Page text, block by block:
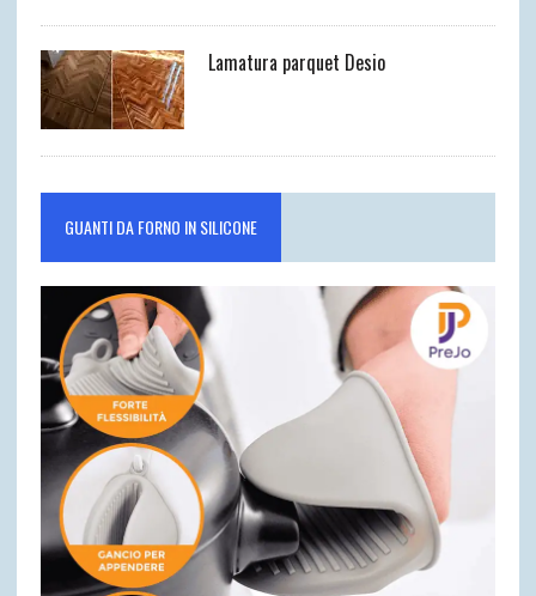
Lamatura parquet Desio
GUANTI DA FORNO IN SILICONE